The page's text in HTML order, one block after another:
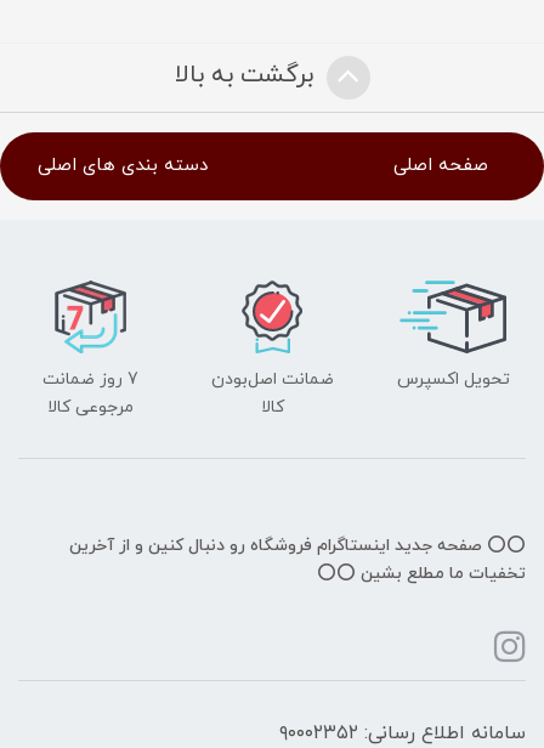
برگشت به بالا
صفحه اصلی دسته بندی های اصلی
تحویل اکسپرس
ضمانت اصل‌بودن
کالا
7 روز ضمانت
مرجوعی کالا
⭕️⭕️ صفحه جدید اینستاگرام فروشگاه رو دنبال کنین و از آخرین
تخفیات ما مطلع بشین ⭕️⭕️
سامانه اطلاع رسانی: ۹۰۰۰۲۳۵۲